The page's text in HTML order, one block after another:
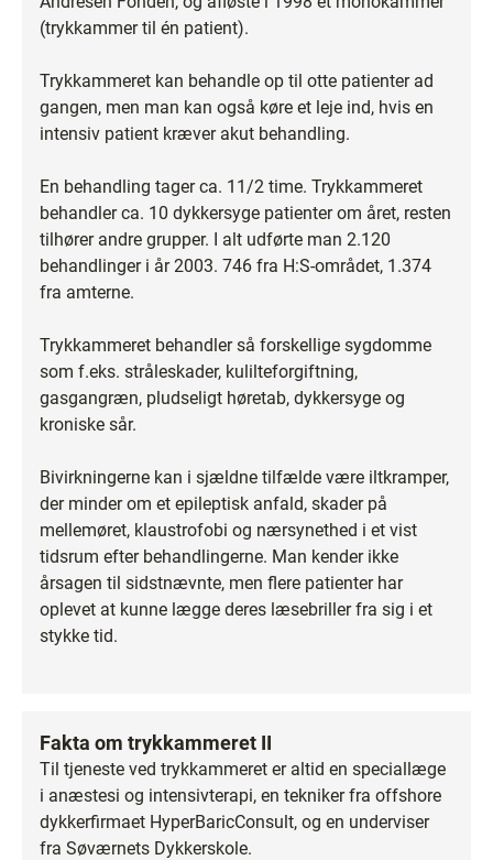
(trykkammer til én patient).
Trykkammeret kan behandle op til otte patienter ad
gangen, men man kan også køre et leje ind, hvis en
intensiv patient kræver akut behandling.
En behandling tager ca. 11/2 time. Trykkammeret
behandler ca. 10 dykkersyge patienter om året, resten
tilhører andre grupper. I alt udførte man 2.120
behandlinger i år 2003. 746 fra H:S-området, 1.374
fra amterne.
Trykkammeret behandler så forskellige sygdomme
som f.eks. stråleskader, kulilteforgiftning,
gasgangræn, pludseligt høretab, dykkersyge og
kroniske sår.
Bivirkningerne kan i sjældne tilfælde være iltkramper,
der minder om et epileptisk anfald, skader på
mellemøret, klaustrofobi og nærsynethed i et vist
tidsrum efter behandlingerne. Man kender ikke
årsagen til sidstnævnte, men flere patienter har
oplevet at kunne lægge deres læsebriller fra sig i et
stykke tid.
Fakta om trykkammeret II
Til tjeneste ved trykkammeret er altid en speciallæge
i anæstesi og intensivterapi, en tekniker fra offshore
dykkerfirmaet HyperBaricConsult, og en underviser
fra Søværnets Dykkerskole.